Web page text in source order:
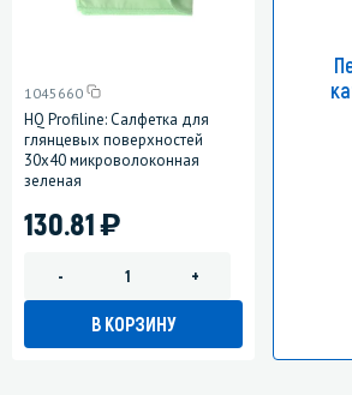
1045660
HQ Profiline: Салфетка для
глянцевых поверхностей
30х40 микроволоконная
зеленая
130.81)
- +
В КОРЗИНУ